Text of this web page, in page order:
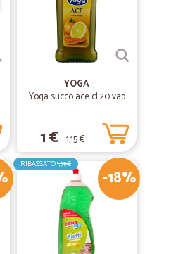
YOGA
Yoga succo ace cl.20 vap
1 € 1,15 €
-18%
RIBASSATO1,79€